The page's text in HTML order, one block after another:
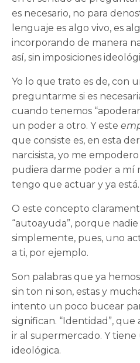
es necesario, no para
lenguaje es algo vivo, es
incorporando de manera
así, sin imposiciones
Yo lo que trato es de, con
preguntarme si es
cuando tenemos
un poder a otro. Y este
que consiste es, en esta
narcisista, yo me
pudiera darme poder a mí
tengo que actuar y ya está.
O este concepto
“autoayuda”, porque nadie
simplemente, pues, uno
a ti, por ejemplo.
Son palabras que ya
sin ton ni son, estas y
intento un poco bucear
significan. “Identidad”, que
ir al supermercado. Y
ideológica.